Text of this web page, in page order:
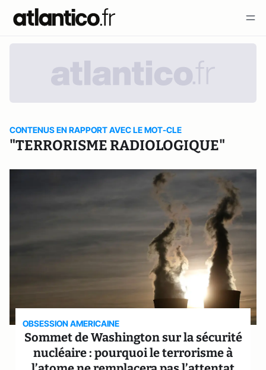
CONTENUS EN RAPPORT AVEC LE MOT-CLE
"TERRORISME RADIOLOGIQUE"
OBSESSION AMERICAINE
Sommet de Washington sur la sécurité
nucléaire : pourquoi le terrorisme à